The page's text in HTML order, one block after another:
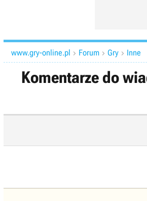
www.gry-online.pl  Forum  Gry  Inne
Komentarze do